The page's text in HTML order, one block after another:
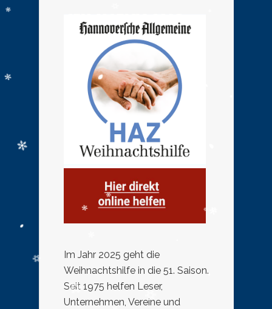
Im Jahr 2025 geht die
Weihnachtshilfe in die 51. Saison.
Seit 1975 helfen Leser,
Unternehmen, Vereine und